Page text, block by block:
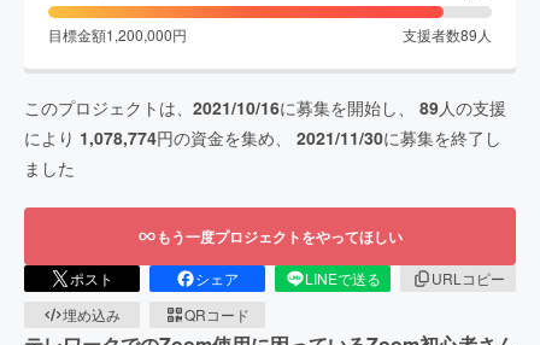
目標金額1,200,000円 支援者数89 人
このプロジェクトは、 2021/10/16に募集を開始し、 89人の支援
により 1,078,774円の資金を集め、 2021/11/30に募集を終了し
ました
もう一度プロジェクトをやってほしい
ポスト シェア LINEで送る
URLコピー
埋め込み
QRコード